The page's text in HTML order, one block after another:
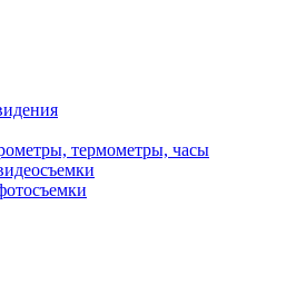
термометры, часы